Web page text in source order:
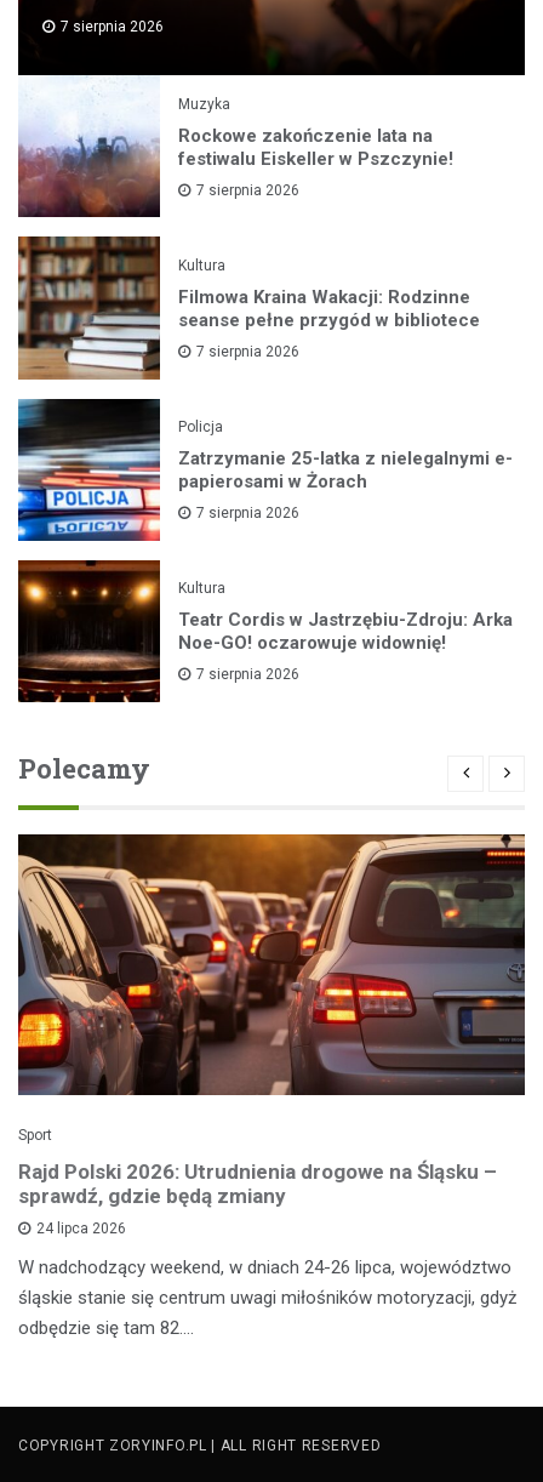
7 sierpnia 2026
Muzyka
Rockowe zakończenie lata na
festiwalu Eiskeller w Pszczynie!
7 sierpnia 2026
Kultura
Filmowa Kraina Wakacji: Rodzinne
seanse pełne przygód w bibliotece
7 sierpnia 2026
Policja
Zatrzymanie 25-latka z nielegalnymi e-
papierosami w Żorach
7 sierpnia 2026
Kultura
Teatr Cordis w Jastrzębiu-Zdroju: Arka
Noe-GO! oczarowuje widownię!
7 sierpnia 2026
Polecamy
Sport
Rajd Polski 2026: Utrudnienia drogowe na Śląsku –
sprawdź, gdzie będą zmiany
24 lipca 2026
W nadchodzący weekend, w dniach 24-26 lipca, województwo
śląskie stanie się centrum uwagi miłośników motoryzacji, gdyż
odbędzie się tam 82.…
COPYRIGHT ZORYINFO.PL | ALL RIGHT RESERVED